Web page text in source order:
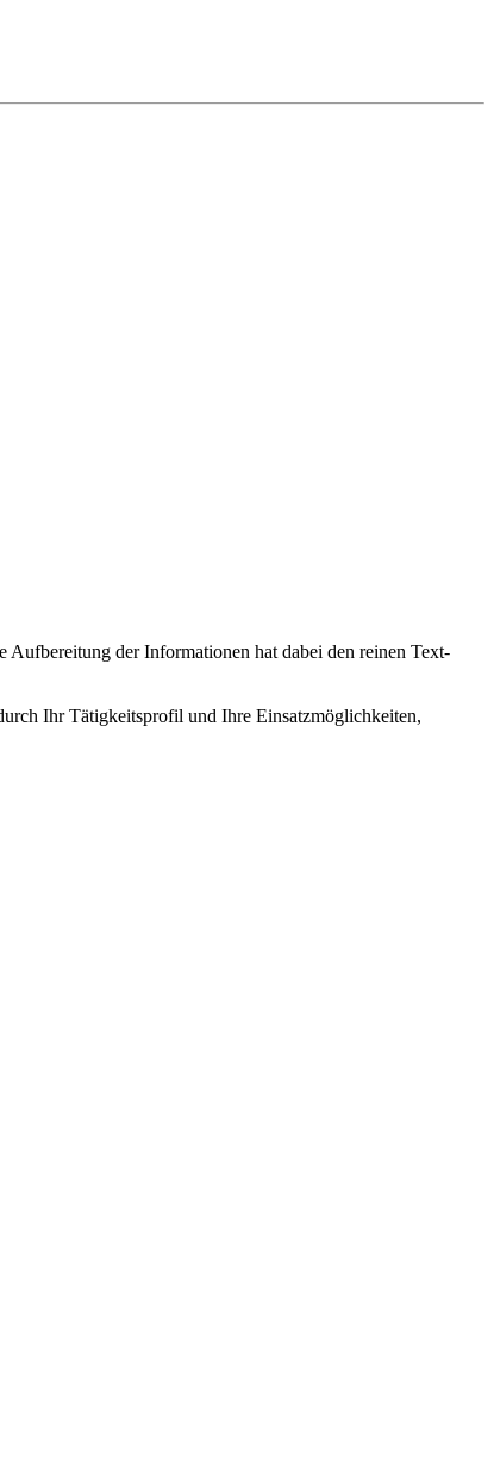
der Informationen hat dabei den reinen Text-
Ihr Tätigkeitsprofil und Ihre Einsatzmöglichkeiten,